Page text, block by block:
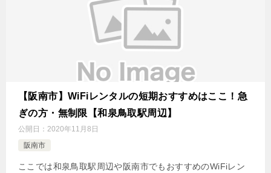
【阪南市】WiFiレンタルの短期おすすめはここ！急
ぎの方・無制限【和泉鳥取駅周辺】
公開日： 2020年11月8日
阪南市
ここでは和泉鳥取駅周辺や阪南市でもおすすめのWiFiレン